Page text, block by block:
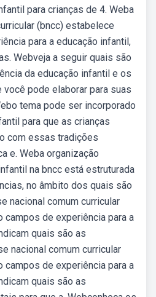
para crianças de 4. Weba
(bncc) estabelece
para a educação infantil,
Webveja a seguir quais são
da educação infantil e os
pode elaborar para suas
tema pode ser incorporado
para que as crianças
com essas tradições
e. Weba organização
na bncc está estruturada
no âmbito dos quais são
nacional comum curricular
campos de experiência para a
quais são as
nacional comum curricular
campos de experiência para a
quais são as